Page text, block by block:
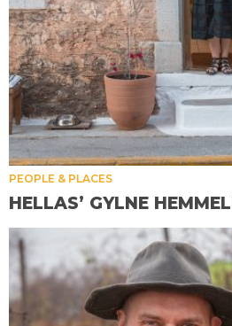
PEOPLE & PLACES
HELLAS’ GYLNE